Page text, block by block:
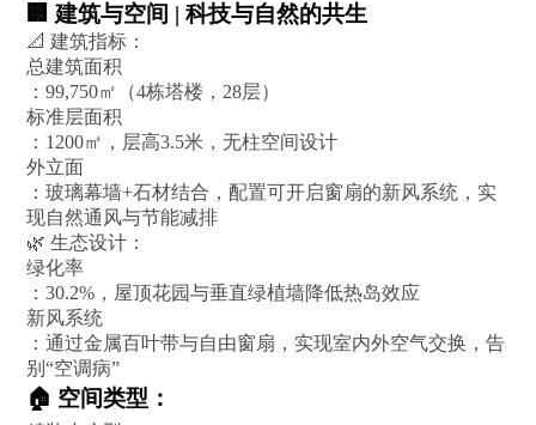
🏢 建筑与空间 | 科技与自然的共生
📐 建筑指标：
总建筑面积
：99,750㎡（4栋塔楼，28层）
标准层面积
：1200㎡，层高3.5米，无柱空间设计
外立面
：玻璃幕墙+石材结合，配置可开启窗扇的新风系统，实
现自然通风与节能减排
🌿 生态设计：
绿化率
：30.2%，屋顶花园与垂直绿植墙降低热岛效应
新风系统
：通过金属百叶带与自由窗扇，实现室内外空气交换，告
别“空调病”
🏠 空间类型：